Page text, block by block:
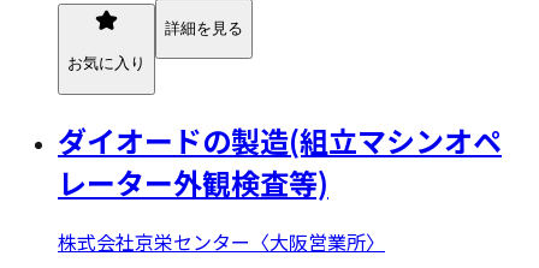
お気に入り
詳細を見る
ダイオードの製造(組立マシンオペ
レーター外観検査等)
株式会社京栄センター〈大阪営業所〉